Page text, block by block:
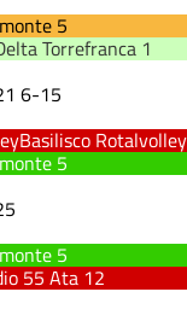
5
Torrefranca 1
6-15
Basilisco Rotalvolley
5
5
55 Ata 12